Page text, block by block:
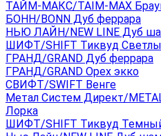
ТАЙМ-МАКС/TAIM-MAX
БОНН/BONN Дуб феррара
НЬЮ ЛАЙН/NEW LINE Дуб
ШИФТ/SHIFT Тиквуд
ГРАНД/GRAND Дуб феррара
ГРАНД/GRAND Орех экко
СВИФТ/SWIFT Венге
Метал Систем Директ/
Лорка
ШИФТ/SHIFT Тиквуд